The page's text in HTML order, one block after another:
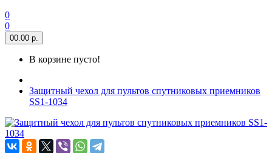
0
0
00.00 р.
В корзине пусто!
Защитный чехол для пультов спутниковых приемников
SS1-1034